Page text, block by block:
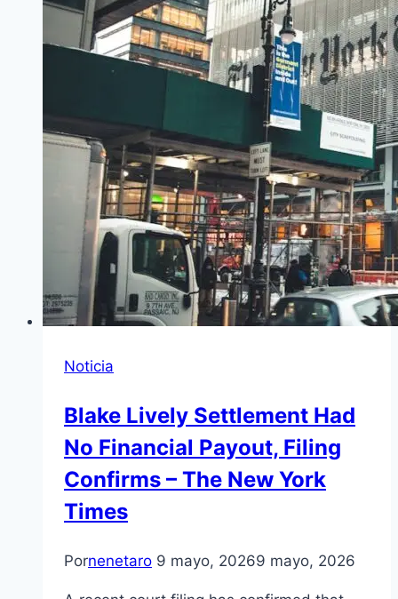
Noticia
Blake Lively Settlement Had
No Financial Payout, Filing
Confirms – The New York
Times
Pornenetaro 9 mayo, 20269 mayo, 2026